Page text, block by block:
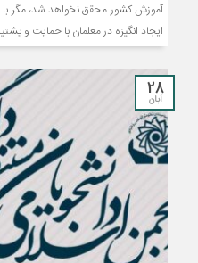
آموزش کشور محقق نخواهد شد، مگر با
ایجاد انگیزه در معلمان با حمایت و
28
آبان